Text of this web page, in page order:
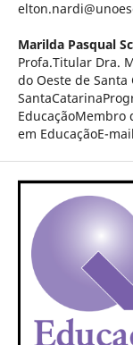
Marilda Pasqual
Profa.Titular Dra.
do Oeste de
EducaçãoMembro
em EducaçãoE-